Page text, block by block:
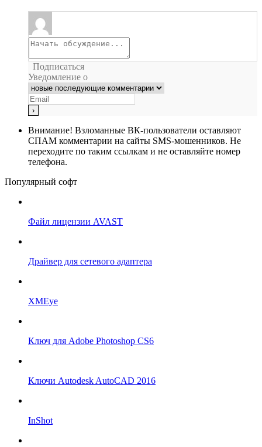
Подписаться
Уведомление о
Внимание! Взломанные ВК-пользователи оставляют
СПАМ комментарии на сайты SMS-мошенников. Не
переходите по таким ссылкам и не оставляйте номер
телефона.
Популярный софт
Файл лицензии AVAST
Драйвер для сетевого адаптера
XMEye
Ключ для Adobe Photoshop CS6
Ключи Autodesk AutoCAD 2016
InShot